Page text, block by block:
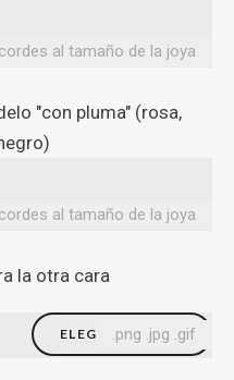
al tamaño de la joya
"con pluma" (rosa,
al tamaño de la joya
la otra cara
ELEGIR FICHERO
.png .jpg .gif